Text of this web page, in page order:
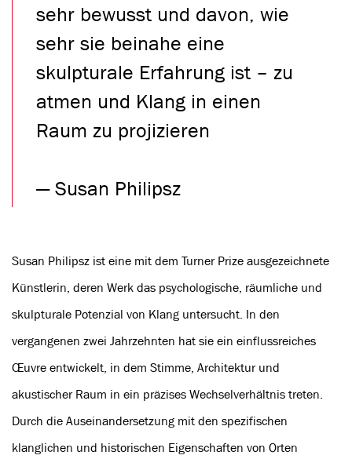
sehr bewusst und davon, wie
sehr sie beinahe eine
skulpturale Erfahrung ist – zu
atmen und Klang in einen
Raum zu projizieren
— Susan Philipsz
Susan Philipsz ist eine mit dem Turner Prize ausgezeichnete
Künstlerin, deren Werk das psychologische, räumliche und
skulpturale Potenzial von Klang untersucht. In den
vergangenen zwei Jahrzehnten hat sie ein einflussreiches
Œuvre entwickelt, in dem Stimme, Architektur und
akustischer Raum in ein präzises Wechselverhältnis treten.
Durch die Auseinandersetzung mit den spezifischen
klanglichen und historischen Eigenschaften von Orten